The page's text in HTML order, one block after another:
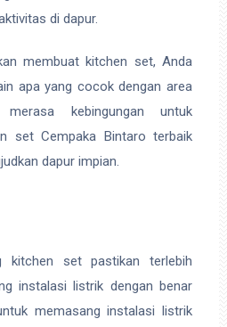
di dapur.
membuat kitchen set, Anda
apa yang cocok dengan area
kebingungan untuk
set Cempaka Bintaro terbaik
dapur impian.
kitchen set pastikan terlebih
instalasi listrik dengan benar
memasang instalasi listrik